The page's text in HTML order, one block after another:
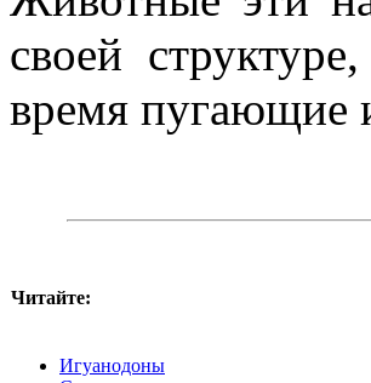
своей
время пугающие
Читайте:
Игуанодоны